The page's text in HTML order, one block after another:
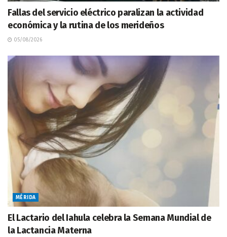
Fallas del servicio eléctrico paralizan la actividad
económica y la rutina de los merideños
05/08/2026
MÉRIDA
El Lactario del Iahula celebra la Semana Mundial de
la Lactancia Materna